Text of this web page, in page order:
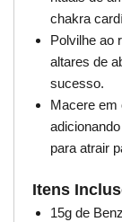
chakra
Polvilhe ao
altares de
sucesso.
Macere em
para atrair
Itens
15g de